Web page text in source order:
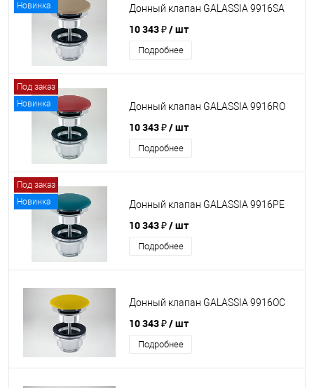
Новинка
Донный клапан GALASSIA 9916SA
10 343 ₽/ шт
Подробнее
Под заказ
Новинка
Донный клапан GALASSIA 9916RO
10 343 ₽/ шт
Подробнее
Под заказ
Новинка
Донный клапан GALASSIA 9916PE
10 343 ₽/ шт
Подробнее
Донный клапан GALASSIA 9916OC
10 343 ₽/ шт
Подробнее